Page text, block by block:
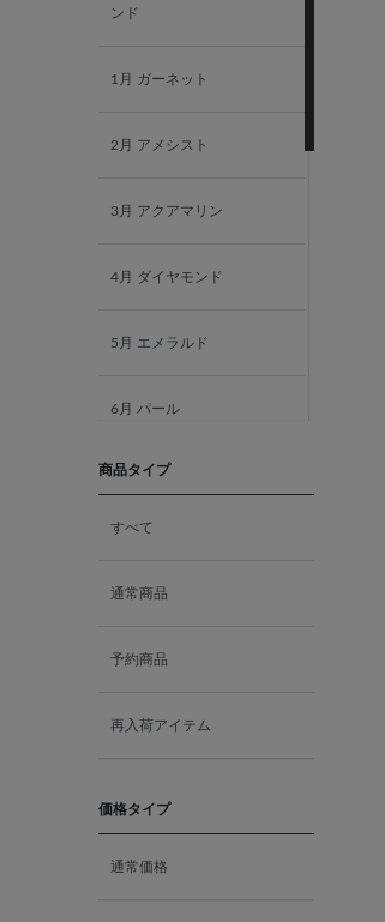
ンド
1月 ガーネット
2月 アメシスト
3月 アクアマリン
4月 ダイヤモンド
5月 エメラルド
6月 パール
7月 ルビー
11月 ブルートパーズ
12月 タンザナイト
商品タイプ
すべて
通常商品
予約商品
再入荷アイテム
価格タイプ
通常価格